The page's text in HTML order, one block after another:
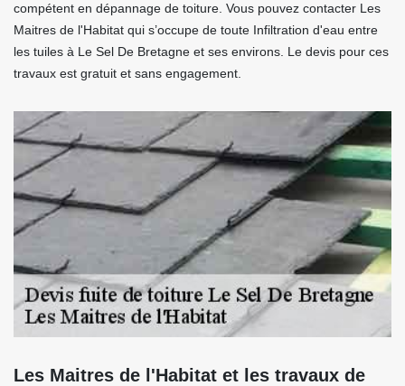
compétent en dépannage de toiture. Vous pouvez contacter Les
Maitres de l'Habitat qui s’occupe de toute Infiltration d'eau entre
les tuiles à Le Sel De Bretagne et ses environs. Le devis pour ces
travaux est gratuit et sans engagement.
Les Maitres de l'Habitat et les travaux de